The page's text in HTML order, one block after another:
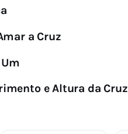
a Cruz
e Altura da Cruz